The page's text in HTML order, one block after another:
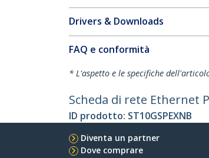
Drivers & Downloads
FAQ e conformità
* L'aspetto e le specifiche
Scheda di rete Ethernet
ID prodotto: ST10GSPEXNB
Diventa un partner
Dove comprare